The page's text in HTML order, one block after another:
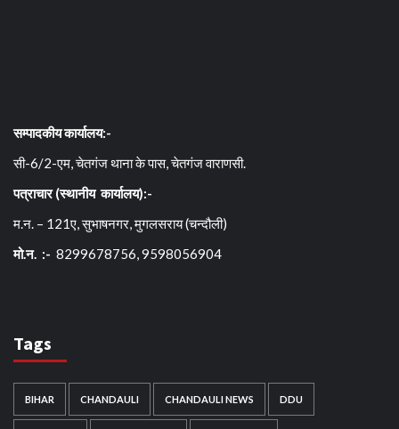
सम्पादकीय कार्यालय:-
सी-6/2-एम, चेतगंज थाना के पास, चेतगंज वाराणसी.
पत्राचार (स्थानीय कार्यालय):-
म.न. – 121ए, सुभाषनगर, मुगलसराय (चन्दौली)
मो.न. :- 8299678756, 9598056904
Tags
BIHAR CHANDAULI CHANDAULI NEWS DDU